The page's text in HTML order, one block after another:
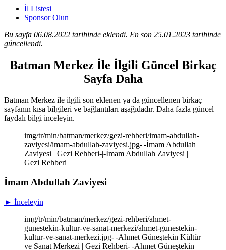
İl Listesi
Sponsor Olun
Bu sayfa 06.08.2022 tarihinde eklendi. En son 25.01.2023 tarihinde
güncellendi.
Batman Merkez İle İlgili Güncel Birkaç
Sayfa Daha
Batman Merkez ile ilgili son eklenen ya da güncellenen birkaç
sayfanın kısa bilgileri ve bağlantıları aşağıdadır. Daha fazla güncel
faydalı bilgi inceleyin.
img/tr/min/batman/merkez/gezi-rehberi/imam-abdullah-
zaviyesi/imam-abdullah-zaviyesi.jpg-|-İmam Abdullah
Zaviyesi | Gezi Rehberi-|-İmam Abdullah Zaviyesi |
Gezi Rehberi
İmam Abdullah Zaviyesi
► İnceleyin
img/tr/min/batman/merkez/gezi-rehberi/ahmet-
gunestekin-kultur-ve-sanat-merkezi/ahmet-gunestekin-
kultur-ve-sanat-merkezi.jpg-|-Ahmet Güneştekin Kültür
ve Sanat Merkezi | Gezi Rehberi-|-Ahmet Güneştekin